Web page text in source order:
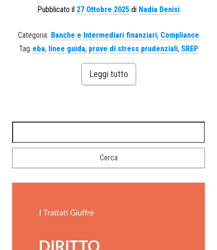
Pubblicato il 27 Ottobre 2025 di Nadia Denisi
Categoria: Banche e Intermediari finanziari, Compliance
Tag eba, linee guida, prove di stress prudenziali, SREP
Leggi tutto